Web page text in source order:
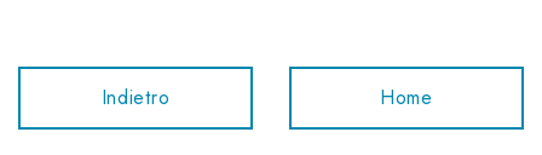
Indietro Home